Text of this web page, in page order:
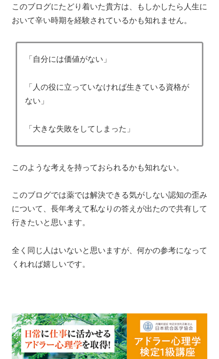
このブログにたどり着いた貴方は、もしかしたら人生に
おいて辛い時期を経験されているかも知れません。
「自分には価値がない」
「人の役に立っていなければ生きている資格が
ない」
「大きな失敗をしてしまった」
このような考えを持っておられるかも知れない。
このブログでは薬では解決できる気がしない認知の歪み
について、長年考えて私なりの答えが出たので共有して
行きたいと思います。
全く同じ人はいないと思いますが、何かの参考になって
くれれば嬉しいです。